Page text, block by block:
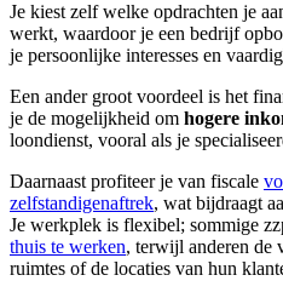
Je kiest zelf welke opdrachten je
werkt, waardoor je een bedrijf
je persoonlijke interesses en
Een ander groot voordeel is het
je de mogelijkheid om hogere
loondienst, vooral als je
Daarnaast profiteer je van fiscale
zelfstandigenaftrek, wat bijdraagt
Je werkplek is flexibel; sommige
thuis te werken, terwijl anderen de
ruimtes of de locaties van hun